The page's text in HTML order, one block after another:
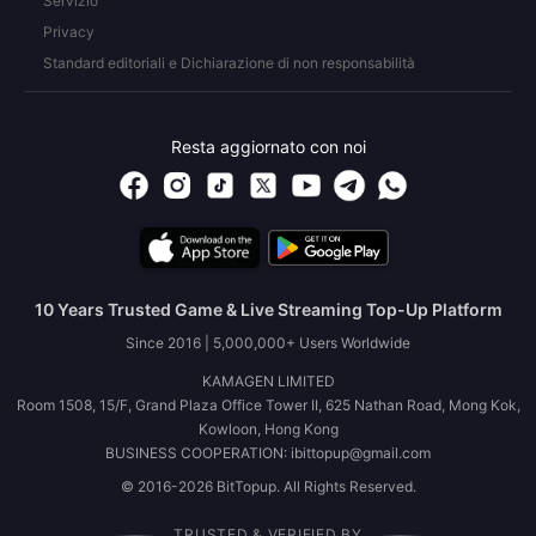
Privacy
Standard editoriali e Dichiarazione di non responsabilità
Resta aggiornato con noi
10 Years Trusted Game & Live Streaming Top-Up Platform
Since 2016 | 5,000,000+ Users Worldwide
KAMAGEN LIMITED
Room 1508, 15/F, Grand Plaza Office Tower II, 625 Nathan Road, Mong Kok,
Kowloon, Hong Kong
BUSINESS COOPERATION: ibittopup@gmail.com
© 2016-2026 BitTopup. All Rights Reserved.